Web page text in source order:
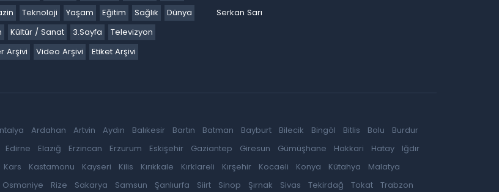
Teknoloji Yaşam Eğitim Sağlık
Dünya
Kültür / Sanat 3.Sayfa
Televizyon
Arşivi
Video Arşivi Etiket Arşivi
Serkan Sarı
Ardahan Artvin Aydın Balıkesir Bartın Batman Bayburt Bilecik Bingöl Bitlis Bolu
Burdur
Edirne Elazığ Erzincan Erzurum Eskişehir Gaziantep Giresun Gümüşhane Hakkari Hatay
Iğdır
Kars Kastamonu Kayseri Kilis Kırıkkale Kırklareli Kırşehir Kocaeli Konya Kütahya
Malatya
Osmaniye Rize Sakarya Samsun Şanlıurfa Siirt Sinop Şırnak Sivas Tekirdağ Tokat Trabzon